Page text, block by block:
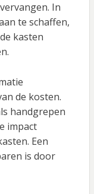
In
te schaffen,
kasten
de kosten.
handgrepen
impact
Een
is door